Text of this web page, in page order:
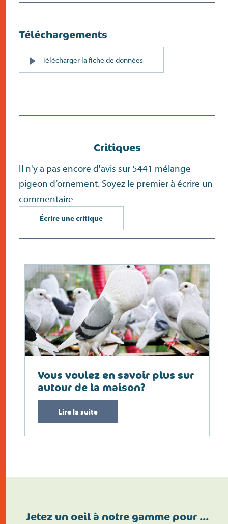
Téléchargements
Télécharger la fiche de donnéesPDF
(s’ouvre
Critiques
Il n'y a pas encore d'avis sur 5441 mélange
pigeon d’ornement. Soyez le premier à écrire un
commentaire
Écrire une critique
Vous voulez en savoir plus sur
autour de la maison?
Lire la suite
Jetez un oeil à notre gamme pour …